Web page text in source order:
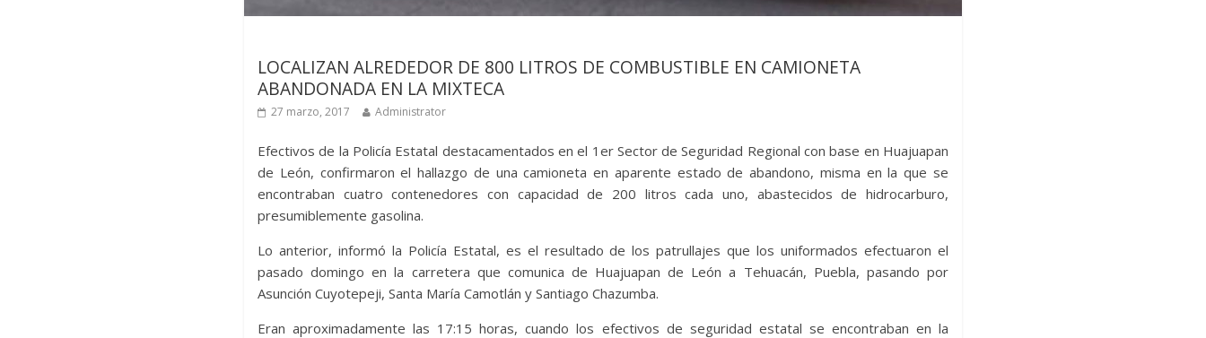
LOCALIZAN ALREDEDOR DE 800 LITROS DE COMBUSTIBLE EN CAMIONETA
ABANDONADA EN LA MIXTECA
27 marzo, 2017 Administrator
Efectivos de la Policía Estatal destacamentados en el 1er Sector de Seguridad Regional con base en Huajuapan
de León, confirmaron el hallazgo de una camioneta en aparente estado de abandono, misma en la que se
encontraban cuatro contenedores con capacidad de 200 litros cada uno, abastecidos de hidrocarburo,
presumiblemente gasolina.
Lo anterior, informó la Policía Estatal, es el resultado de los patrullajes que los uniformados efectuaron el
pasado domingo en la carretera que comunica de Huajuapan de León a Tehuacán, Puebla, pasando por
Asunción Cuyotepeji, Santa María Camotlán y Santiago Chazumba.
Eran aproximadamente las 17:15 horas, cuando los efectivos de seguridad estatal se encontraban en la